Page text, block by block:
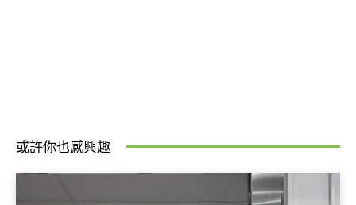
或許你也感興趣